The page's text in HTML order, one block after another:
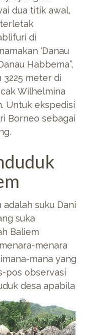
dua titik awal,
di
‘Danau
Habbema”,
meter di
Wilhelmina
Untuk ekspedisi
Borneo sebagai
suku Dani
suka
Baliem
menara
mana yang
pos observasi
desa apabila